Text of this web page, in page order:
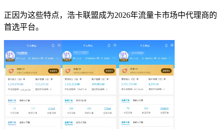
正因为这些特点，浩卡联盟成为2026年流量卡市场中代理商的
首选平台。